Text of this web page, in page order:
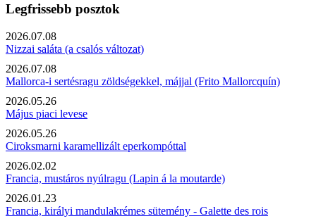
Legfrissebb posztok
2026.07.08
Nizzai saláta (a csalós változat)
2026.07.08
Mallorca-i sertésragu zöldségekkel, májjal (Frito Mallorcquín)
2026.05.26
Május piaci levese
2026.05.26
Ciroksmarni karamellizált eperkompóttal
2026.02.02
Francia, mustáros nyúlragu (Lapin á la moutarde)
2026.01.23
Francia, királyi mandulakrémes sütemény - Galette des rois